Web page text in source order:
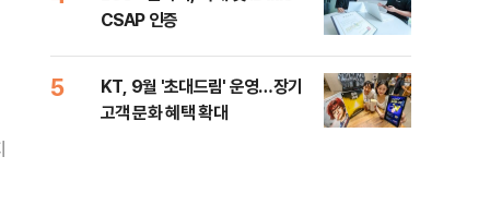
CSAP 인증
5
KT, 9월 '초대드림' 운영…장기
고객 문화 혜택 확대